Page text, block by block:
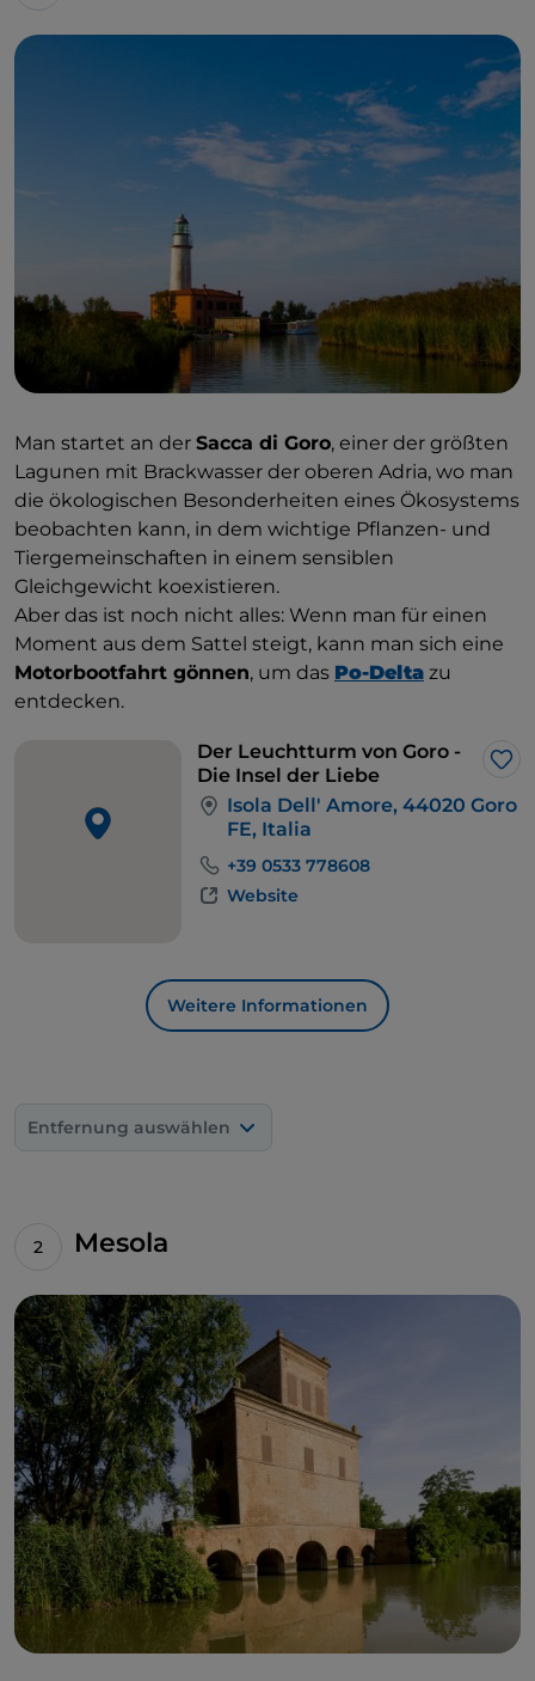
Man startet an der Sacca di Goro, einer der größten
Lagunen mit Brackwasser der oberen Adria, wo man
die ökologischen Besonderheiten eines Ökosystems
beobachten kann, in dem wichtige Pflanzen- und
Tiergemeinschaften in einem sensiblen
Gleichgewicht koexistieren.
Aber das ist noch nicht alles: Wenn man für einen
Moment aus dem Sattel steigt, kann man sich eine
Motorbootfahrt gönnen, um das Po-Delta zu
entdecken.
Der Leuchtturm von Goro -
Die Insel der Liebe
Isola Dell' Amore, 44020 Goro
FE, Italia
+39 0533 778608
Website
Weitere Informationen
Entfernung auswählen
Mesola